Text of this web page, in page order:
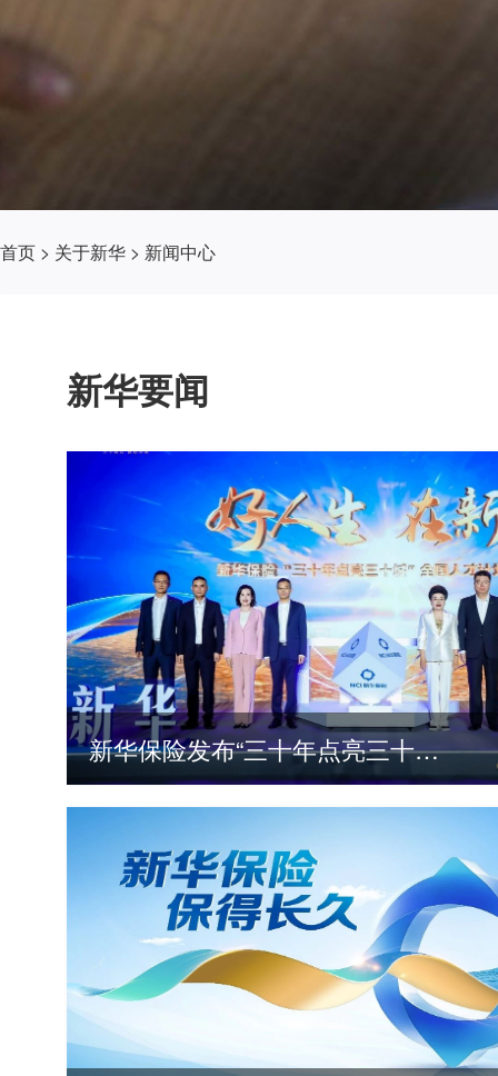
首页 > 关于新华 > 新闻中心
新华要闻
新华保险发布“三十年点亮三十城”全国人才计划